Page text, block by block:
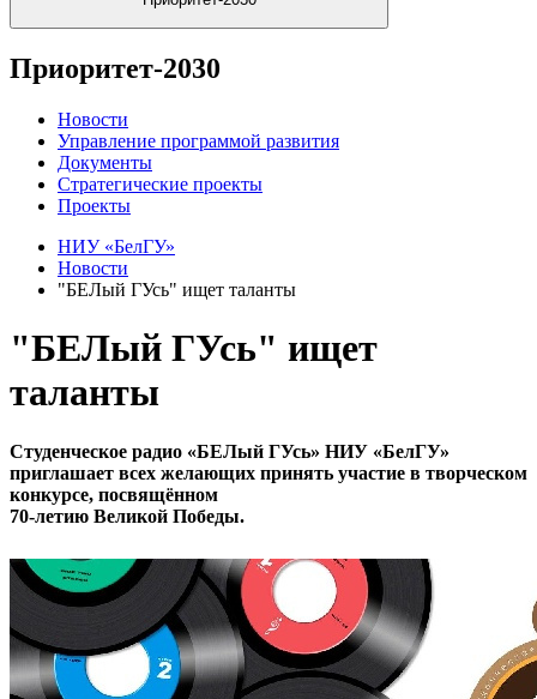
Приоритет-2030
Новости
Управление программой развития
Документы
Стратегические проекты
Проекты
НИУ «БелГУ»
Новости
"БЕЛый ГУсь" ищет таланты
"БЕЛый ГУсь" ищет
таланты
Студенческое радио «БЕЛый ГУсь» НИУ «БелГУ»
приглашает всех желающих принять участие в творческом
конкурсе, посвящённом
70-летию Великой Победы.